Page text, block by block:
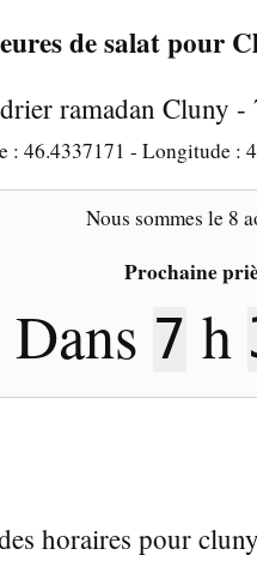
de salat pour
ramadan Cluny -
: 46.4337171 - Longitude :
Nous sommes le 8
Prochaine
Dans 7 h
horaires pour cluny